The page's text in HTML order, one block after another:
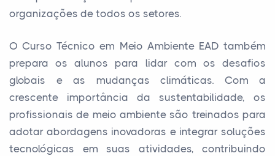
organizações de todos os setores.
O Curso Técnico em Meio Ambiente EAD também
prepara os alunos para lidar com os desafios
globais e as mudanças climáticas. Com a
crescente importância da sustentabilidade, os
profissionais de meio ambiente são treinados para
adotar abordagens inovadoras e integrar soluções
tecnológicas em suas atividades, contribuindo